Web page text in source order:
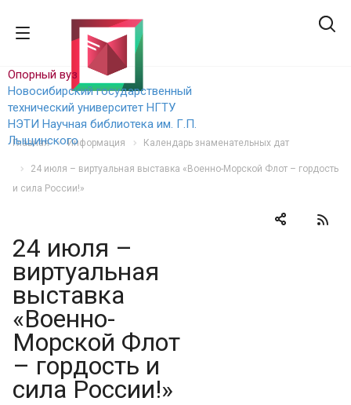
Опорный вуз
Новосибирский государственный
технический университет НГТУ
НЭТИ Научная библиотека им. Г.П.
Лыщинского
Главная Информация Календарь знаменательных дат
24 июля – виртуальная выставка «Военно-Морской Флот – гордость
и сила России!»
24 июля –
виртуальная
выставка
«Военно-
Морской Флот
– гордость и
сила России!»